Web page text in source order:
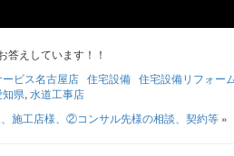
えしています！！
ビス名古屋店 住宅設備 住宅設備リフォー
県, 水道工事店
施工店様、②コンサル先様の相談、契約等 »